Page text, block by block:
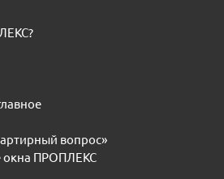
вопрос»
окна ПРОПЛЕКС